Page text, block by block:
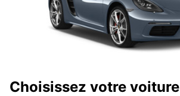
Choisissez votre voiture